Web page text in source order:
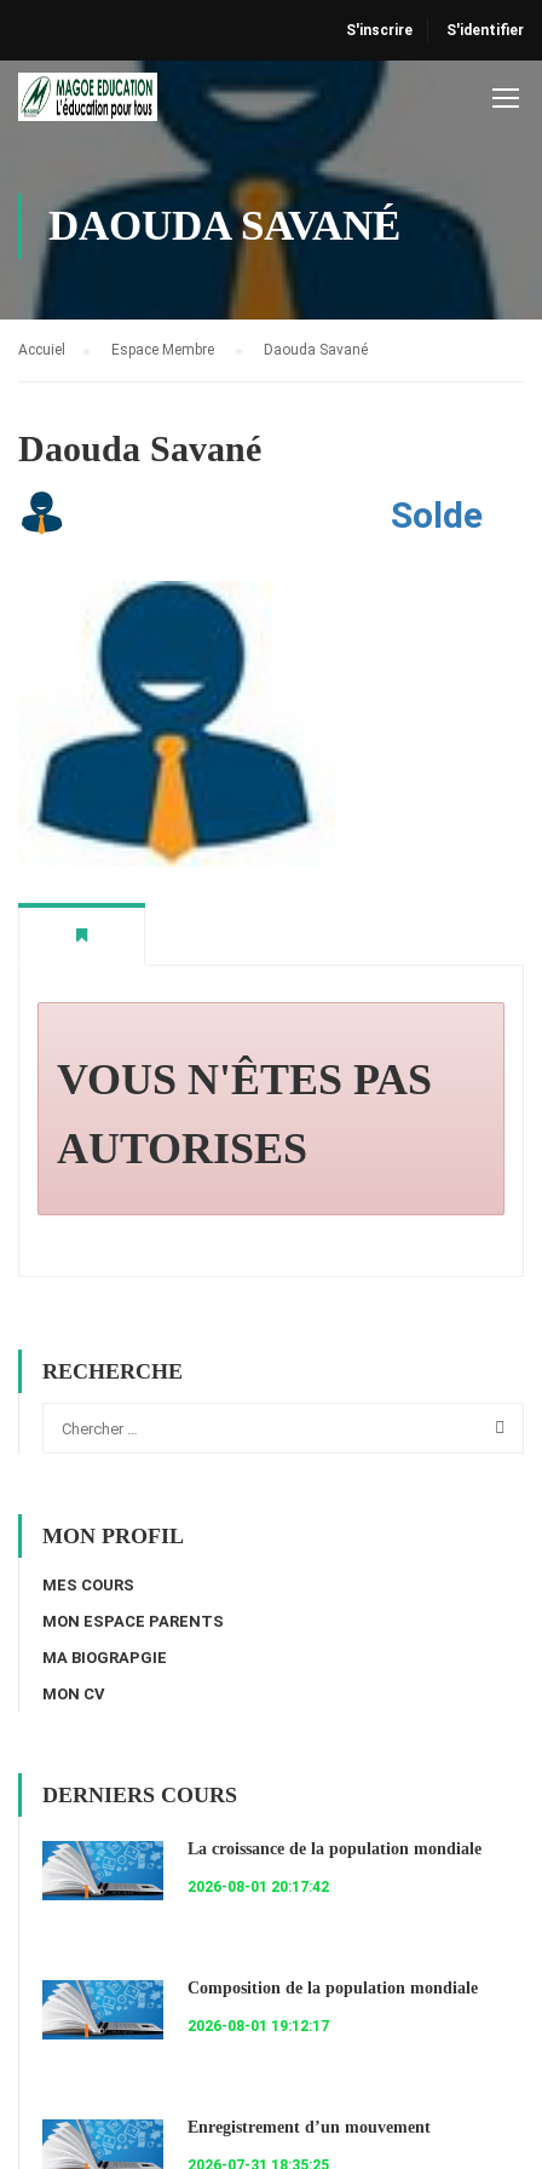
S'inscrire S'identifier
DAOUDA SAVANÉ
Accuiel Espace Membre Daouda Savané
Daouda Savané
Solde
VOUS N'ÊTES PAS
AUTORISES
RECHERCHE
MON PROFIL
MES COURS
MON ESPACE PARENTS
MA BIOGRAPGIE
MON CV
DERNIERS COURS
La croissance de la population mondiale
2026-08-01 20:17:42
Composition de la population mondiale
2026-08-01 19:12:17
Enregistrement d’un mouvement